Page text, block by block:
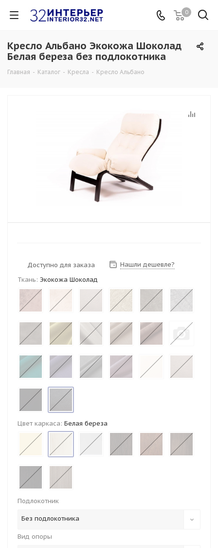
0
Кресло Альбано Экокожа Шоколад
Белая береза без подлокотника
Главная - Каталог - Кресла - Кресло Альбано
Доступно для заказа
Нашли дешевле?
Ткань: Экокожа Шоколад
Цвет каркаса: Белая береза
Подлокотник
Без подлокотника
Вид опоры